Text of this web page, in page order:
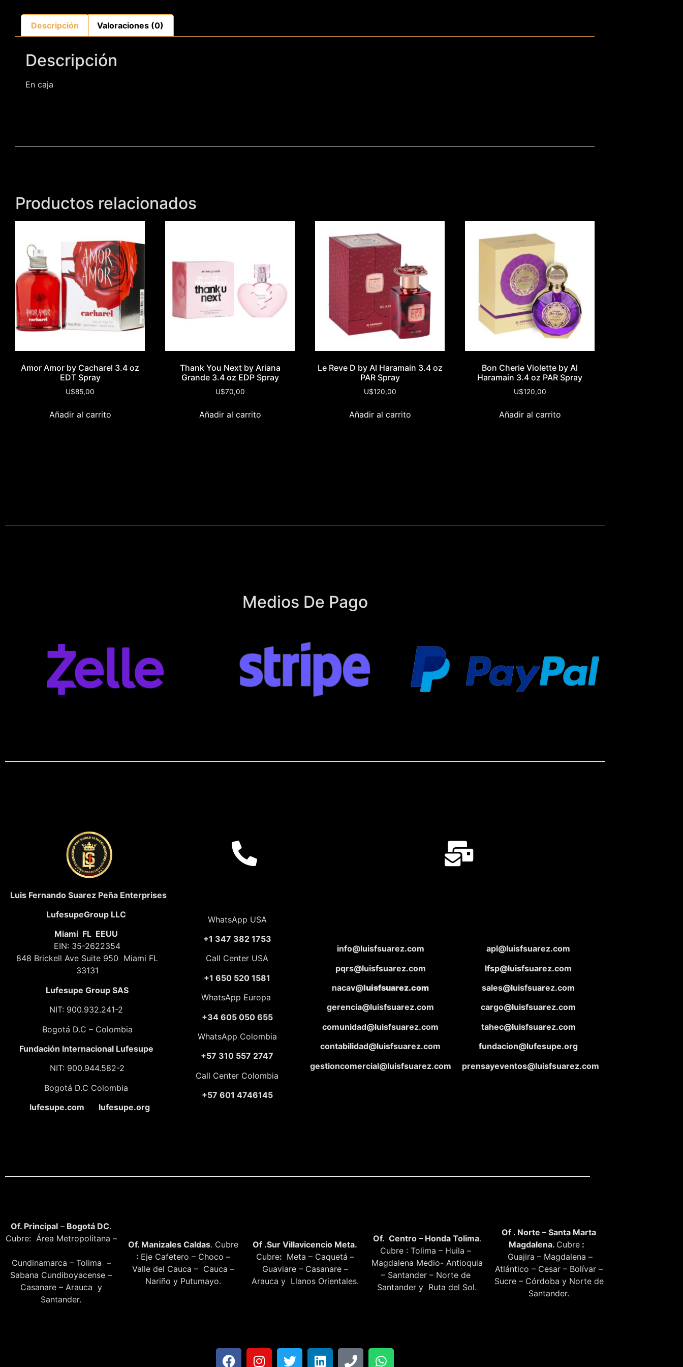
Descripción Valoraciones (0)
Descripción
En caja
Productos relacionados
Amor Amor by Cacharel 3.4 oz
EDT Spray
U$85,00
Añadir al carrito
Thank You Next by Ariana
Grande 3.4 oz EDP Spray
U$70,00
Añadir al carrito
Le Reve D by Al Haramain 3.4 oz
PAR Spray
U$120,00
Añadir al carrito
Bon Cherie Violette by Al
Haramain 3.4 oz PAR Spray
U$120,00
Añadir al carrito
Medios De Pago
Luis Fernando Suarez Peña Enterprises
LufesupeGroup LLC
Miami FL EEUU
EIN: 35-2622354
848 Brickell Ave Suite 950 Miami FL
33131
Lufesupe Group SAS
NIT: 900.932.241-2
Bogotá D.C – Colombia
Fundación Internacional Lufesupe
NIT: 900.944.582-2
Bogotá D.C Colombia
lufesupe.com lufesupe.org
WhatsApp USA
+1 347 382 1753
Call Center USA
+1 650 520 1581
WhatsApp Europa
+34 605 050 655
WhatsApp Colombia
+57 310 557 2747
Call Center Colombia
+57 601 4746145
info@luisfsuarez.com
pqrs@luisfsuarez.com
nacav@luisfsuarez.com
gerencia@luisfsuarez.com
comunidad@luisfsuarez.com
contabilidad@luisfsuarez.com
gestioncomercial@luisfsuarez.com
apl@luisfsuarez.com
lfsp@luisfsuarez.com
sales@luisfsuarez.com
cargo@luisfsuarez.com
tahec@luisfsuarez.com
fundacion@lufesupe.org
prensayeventos@luisfsuarez.com
Of. Principal – Bogotá DC.
Cubre: Área Metropolitana –
Cundinamarca – Tolima –
Sabana Cundiboyacense –
Casanare – Arauca y
Santander.
Of. Manizales Caldas. Cubre
: Eje Cafetero – Choco –
Valle del Cauca – Cauca –
Nariño y Putumayo.
Of .Sur Villavicencio Meta.
Cubre: Meta – Caquetá –
Guaviare – Casanare –
Arauca y Llanos Orientales.
Of. Centro – Honda Tolima.
Cubre : Tolima – Huila –
Magdalena Medio- Antioquia
– Santander – Norte de
Santander y Ruta del Sol.
Of . Norte – Santa Marta
Magdalena. Cubre :
Guajira – Magdalena –
Atlántico – Cesar – Bolívar –
Sucre – Córdoba y Norte de
Santander.